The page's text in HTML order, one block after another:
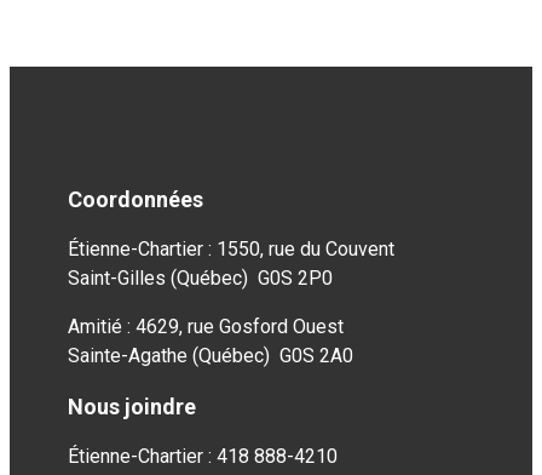
Coordonnées
Étienne-Chartier : 1550, rue du Couvent
Saint-Gilles (Québec) G0S 2P0
Amitié : 4629, rue Gosford Ouest
Sainte-Agathe (Québec) G0S 2A0
Nous joindre
Étienne-Chartier : 418 888-4210